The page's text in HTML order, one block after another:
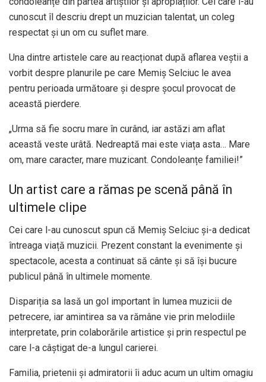
cunoscut îl descriu drept un muzician talentat, un coleg
respectat și un om cu suflet mare.
Una dintre artistele care au reacționat după aflarea veștii a
vorbit despre planurile pe care Memiș Selciuc le avea
pentru perioada următoare și despre șocul provocat de
această pierdere.
„Urma să fie socru mare în curând, iar astăzi am aflat
această veste urâtă. Nedreaptă mai este viața asta… Mare
om, mare caracter, mare muzicant. Condoleanțe familiei!”
Un artist care a rămas pe scenă până în
ultimele clipe
Cei care l-au cunoscut spun că Memiș Selciuc și-a dedicat
întreaga viață muzicii. Prezent constant la evenimente și
spectacole, acesta a continuat să cânte și să își bucure
publicul până în ultimele momente.
Dispariția sa lasă un gol important în lumea muzicii de
petrecere, iar amintirea sa va rămâne vie prin melodiile
interpretate, prin colaborările artistice și prin respectul pe
care l-a câștigat de-a lungul carierei.
Familia, prietenii și admiratorii îi aduc acum un ultim omagiu